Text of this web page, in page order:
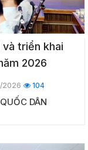
triển khai
2026
104
DÂN